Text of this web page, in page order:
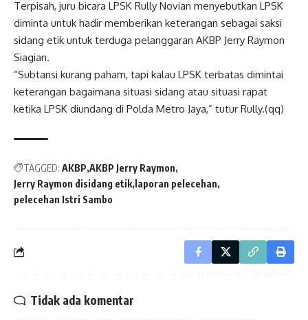
Terpisah, juru bicara LPSK Rully Novian menyebutkan LPSK
diminta untuk hadir memberikan keterangan sebagai saksi
sidang etik untuk terduga pelanggaran AKBP Jerry Raymon
Siagian.
“Subtansi kurang paham, tapi kalau LPSK terbatas dimintai
keterangan bagaimana situasi sidang atau situasi rapat
ketika LPSK diundang di Polda Metro Jaya,” tutur Rully.(qq)
TAGGED: AKBP AKBP Jerry Raymon
Jerry Raymon disidang etik laporan pelecehan
pelecehan Istri Sambo
Tidak ada komentar